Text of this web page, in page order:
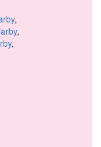
,
,
,